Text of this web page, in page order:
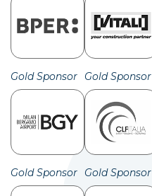
Gold Sponsor Gold Sponsor
Gold Sponsor Gold Sponsor